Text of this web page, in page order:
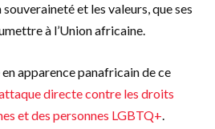
et les valeurs, que ses
à l’Union africaine.
apparence panafricain de ce
directe contre les droits
et des personnes LGBTQ+.